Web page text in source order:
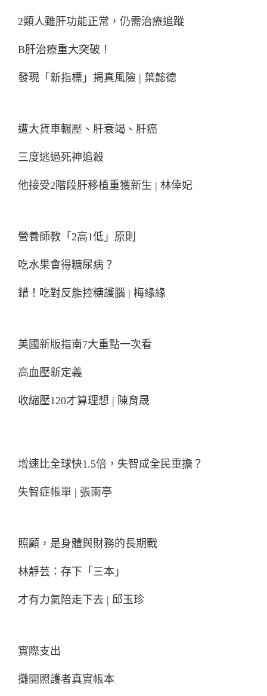
2類人雖肝功能正常，仍需治療追蹤
B肝治療重大突破！
發現「新指標」揭真風險 | 葉懿德
遭大貨車輾壓、肝衰竭、肝癌
三度逃過死神追殺
他接受2階段肝移植重獲新生 | 林倖妃
營養師教「2高1低」原則
吃水果會得糖尿病？
錯！吃對反能控糖護腦 | 梅緣緣
美國新版指南7大重點一次看
高血壓新定義
收縮壓120才算理想 | 陳育晟
增速比全球快1.5倍，失智成全民重擔？
失智症帳單 | 張雨亭
照顧，是身體與財務的長期戰
林靜芸：存下「三本」
才有力氣陪走下去 | 邱玉珍
實際支出
攤開照護者真實帳本